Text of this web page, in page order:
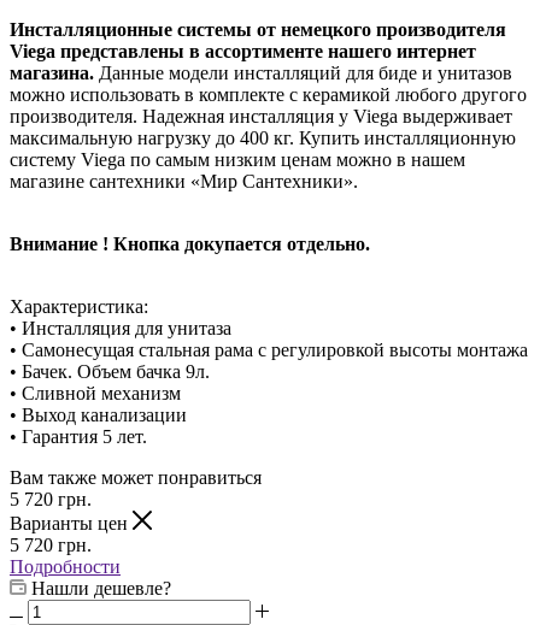
Инсталляционные системы от немецкого производителя
Viega представлены в ассортименте нашего интернет
магазина. Данные модели инсталляций для биде и унитазов
можно использовать в комплекте с керамикой любого другого
производителя. Надежная инсталляция у Viega выдерживает
максимальную нагрузку до 400 кг. Купить инсталляционную
систему Viega по самым низким ценам можно в нашем
магазине сантехники «Мир Сантехники».
Внимание ! Кнопка докупается отдельно.
Характеристика:
• Инсталляция для унитаза
• Самонесущая стальная рама с регулировкой высоты монтажа
• Бачек. Объем бачка 9л.
• Сливной механизм
• Выход канализации
• Гарантия 5 лет.
Вам также может понравиться
5 720 грн.
Варианты цен
5 720 грн.
Подробности
Нашли дешевле?